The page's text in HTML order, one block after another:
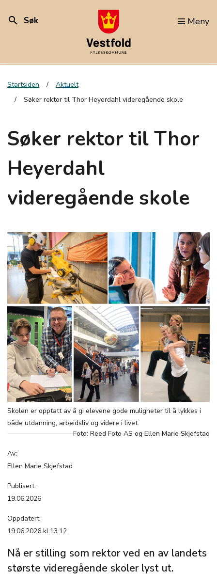
search Søk Meny
Startsiden
Aktuelt
Søker rektor til Thor Heyerdahl videregående skole
Søker rektor til Thor
Heyerdahl
videregående skole
Skolen er opptatt av å gi elevene gode muligheter til å lykkes i
både utdanning, arbeidsliv og videre i livet.
Foto: Reed Foto AS og Ellen Marie Skjefstad
Av:
Ellen Marie Skjefstad
Publisert:
19.06.2026
Oppdatert:
19.06.2026 kl.13:12
Nå er stilling som rektor ved en av landets
største videregående skoler lyst ut.